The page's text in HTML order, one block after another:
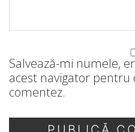
Salvează-mi numele,
acest navigator pentru
comentez.